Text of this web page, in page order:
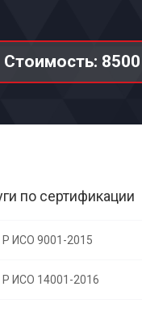
Стоимость:
по сертификации
Р ИСО 9001-2015
Р ИСО 14001-2016